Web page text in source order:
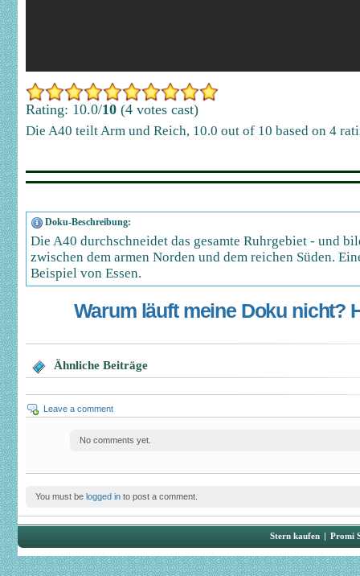
Rating: 10.0/10 (4 votes cast)
Die A40 teilt Arm und Reich, 10.0 out of 10 based on 4
Doku-Beschreibung:
Die A40 durchschneidet das gesamte Ruhrgebiet - und
zwischen dem armen Norden und dem reichen Süden.
Beispiel von Essen.
Warum läuft meine Doku nicht?
Ähnliche Beiträge
Leave a comment
No comments yet.
You must be logged in to post a comment.
Stern kaufen | Promi